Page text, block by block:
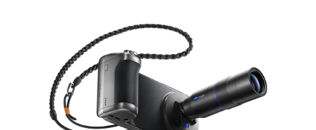
X300 E X Fold6
S60 元气版